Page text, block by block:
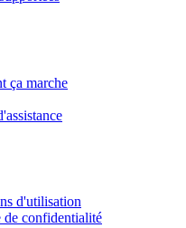
ça marche
d'utilisation
de confidentialité